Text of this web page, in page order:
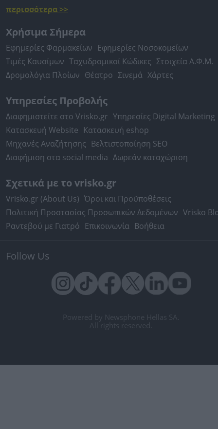
περισσότερα >>
Χρήσιμα Σήμερα
Εφημερίες Φαρμακείων Εφημερίες Νοσοκομείων
Τιμές Καυσίμων Ταχυδρομικοί Κώδικες Στοιχεία Α.Φ.Μ.
Δρομολόγια Πλοίων Θέατρο Σινεμά Χάρτες
Υπηρεσίες Προβολής
Διαφημιστείτε στο Vrisko.gr Υπηρεσίες Digital Marketing
Κατασκευή Website Κατασκευή eshop
Μηχανές Αναζήτησης Βελτιστοποίηση SEO
Διαφήμιση στα social media Δωρεάν καταχώριση
Σχετικά με το vrisko.gr
Vrisko.gr (About Us) Όροι και Προϋποθέσεις
Πολιτική Προστασίας Προσωπικών Δεδομένων Vrisko
Ραντεβού με Γιατρό Επικοινωνία Βοήθεια
Follow Us
Powered by Newsphone Hellas SA.
All rights reserved.